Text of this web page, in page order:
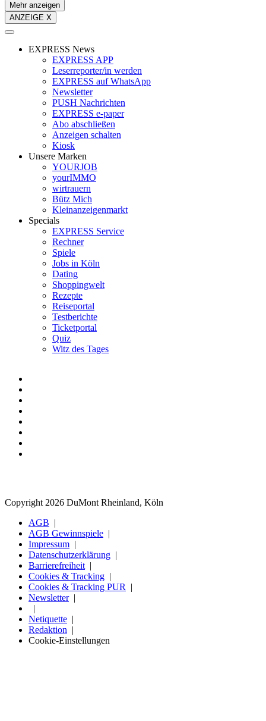
Mehr anzeigen
ANZEIGE X
EXPRESS News
EXPRESS APP
Leserreporter/in werden
EXPRESS auf WhatsApp
Newsletter
PUSH Nachrichten
EXPRESS e-paper
Abo abschließen
Anzeigen schalten
Kiosk
Unsere Marken
YOURJOB
yourIMMO
wirtrauern
Bütz Mich
Kleinanzeigenmarkt
Specials
EXPRESS Service
Rechner
Spiele
Jobs in Köln
Dating
Shoppingwelt
Rezepte
Reiseportal
Testberichte
Ticketportal
Quiz
Witz des Tages
Copyright 2026 DuMont Rheinland, Köln
AGB
AGB Gewinnspiele
Impressum
Datenschutzerklärung
Barrierefreiheit
Cookies & Tracking
Cookies & Tracking PUR
Newsletter
Netiquette
Redaktion
Cookie-Einstellungen